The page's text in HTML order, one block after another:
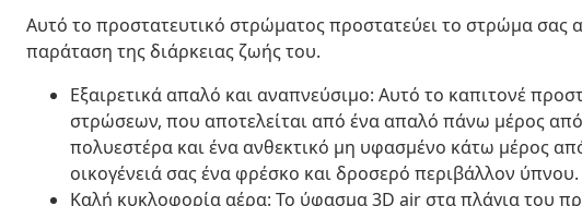
Αυτό το προστατευτικό στρώματος προστατεύει το στρώμα σας
παράταση της διάρκειας ζωής του.
Εξαιρετικά απαλό και αναπνεύσιμο: Αυτό το καπιτονέ
στρώσεων, που αποτελείται από ένα απαλό πάνω μέρος
πολυεστέρα και ένα ανθεκτικό μη υφασμένο κάτω μέρος
οικογένειά σας ένα φρέσκο και δροσερό περιβάλλον ύπνου.
Καλή κυκλοφορία αέρα: Το ύφασμα 3D air στα πλάγια του